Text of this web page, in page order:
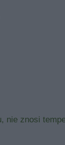
nie znosi